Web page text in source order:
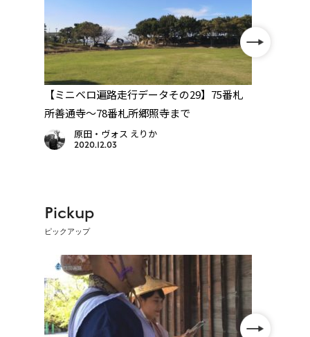
【ミニベロ遍路走行データその29】75番札
所善通寺～78番札所郷照寺まで
原田・ヴォス えりか
2020.12.03
Pickup
ピックアップ